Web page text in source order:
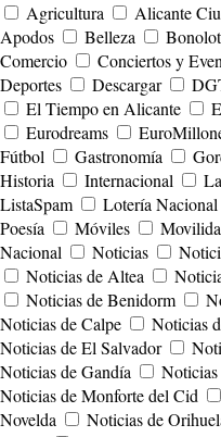
Agricultura
Alicante
Apodos
Belleza
Comercio
Conciertos y
Deportes
Descargar
El Tiempo en Alicante
Eurodreams
Fútbol
Gastronomía
Historia
Internacional
ListaSpam
Lotería Nacional
Poesía
Móviles
Nacional
Noticias
Noticias de Altea
Noticias de Benidorm
Noticias de Calpe
Noticias
Noticias de El Salvador
Noticias de Gandía
Noticias de Monforte del Cid
Novelda
Noticias de